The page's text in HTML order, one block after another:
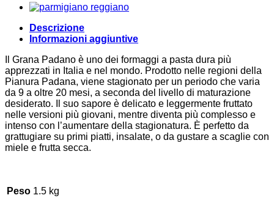
Descrizione
Informazioni aggiuntive
Il Grana Padano è uno dei formaggi a pasta dura più
apprezzati in Italia e nel mondo. Prodotto nelle regioni della
Pianura Padana, viene stagionato per un periodo che varia
da 9 a oltre 20 mesi, a seconda del livello di maturazione
desiderato. Il suo sapore è delicato e leggermente fruttato
nelle versioni più giovani, mentre diventa più complesso e
intenso con l’aumentare della stagionatura. È perfetto da
grattugiare su primi piatti, insalate, o da gustare a scaglie con
miele e frutta secca.
Peso 1.5 kg